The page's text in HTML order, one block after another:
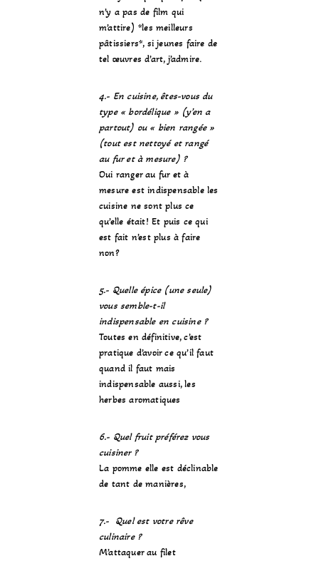
n’y a pas de film qui
m’attire) *les meilleurs
pâtissiers*, si jeunes faire de
tel œuvres d’art, j’admire.
4.- En cuisine, êtes-vous du
type « bordélique » (y’en a
partout) ou « bien rangée »
(tout est nettoyé et rangé
au fur et à mesure) ?
Oui ranger au fur et à
mesure est indispensable les
cuisine ne sont plus ce
qu’elle était! Et puis ce qui
est fait n’est plus à faire
non?
5.- Quelle épice (une seule)
vous semble-t-il
indispensable en cuisine ?
Toutes en définitive, c’est
pratique d’avoir ce qu’il faut
quand il faut mais
indispensable aussi, les
herbes aromatiques
6.- Quel fruit préférez vous
cuisiner ?
La pomme elle est déclinable
de tant de manières,
7.- Quel est votre rêve
culinaire ?
M’attaquer au filet